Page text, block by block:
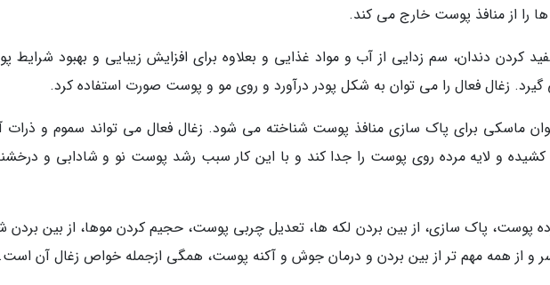
را از منافذ پوست خارج می کند.
کردن دندان، سم زدایی از آب و مواد غذایی و بعلاوه برای افزایش زیبایی و بهبود شرایط
گیرد. زغال فعال را می توان به شکل پودر درآورد و روی مو و پوست صورت استفاده کرد.
ماسکی برای پاک سازی منافذ پوست شناخته می شود. زغال فعال می تواند سموم و ذرات
کشیده و لایه مرده روی پوست را جدا کند و با این کار سبب رشد پوست نو و شادابی و
پوست، پاک سازی، از بین بردن لکه ها، تعدیل چربی پوست، حجیم کردن موها، از بین بردن
از همه مهم تر از بین بردن و درمان جوش و آکنه پوست، همگی ازجمله خواص زغال آن است.